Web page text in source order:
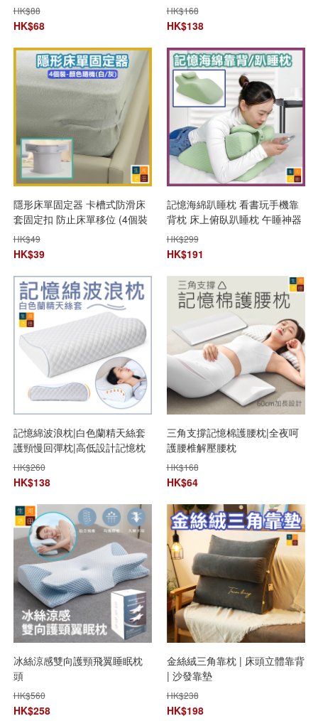
用途毛毯│冬季厚款保暖
HK$88
HK$68
│減壓透氣坐墊│保護尾椎墊
HK$168
HK$138
隱形床單固定器 卡槽式防滑床
套固定扣 防止床單移位 (4個裝
- 顏色隨機)
HK$49
HK$39
記憶海綿趴睡枕 看書玩手機靠
背枕 床上俯臥趴睡枕 午睡神器
HK$299
HK$191
記憶綿波浪枕|白色蘭精天絲套
護頸慢回彈枕|高低設計記憶枕
頭|波浪曲線貼枕
HK$260
HK$138
三角支撐記憶棉護腰枕|全夜呵
護腰椎解壓腰枕
HK$168
HK$64
冰絲涼感雙向護頸飛翼睡眠枕
頭
HK$560
HK$258
金絲絨三角靠枕 | 床頭立體靠背
| 沙發靠墊
HK$238
HK$198